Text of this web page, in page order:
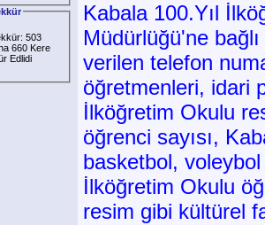
503
660 Kere
Edlidi
Kabala 100.Yıl
Müdürlüğü'ne
verilen telefon
öğretmenleri, idari
İlköğretim Okulu
öğrenci sayısı,
basketbol, voleybol
İlköğretim Okulu
resim gibi kültürel